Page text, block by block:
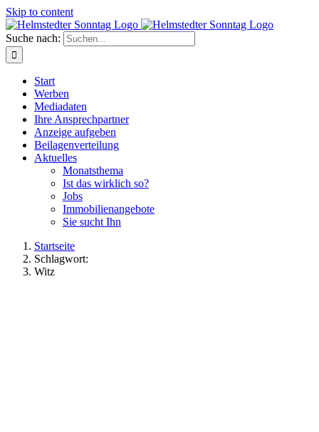
Skip to content
Suche nach:
Start
Werben
Mediadaten
Ihre Ansprechpartner
Anzeige aufgeben
Beilagenverteilung
Aktuelles
Monatsthema
Ist das wirklich so?
Jobs
Immobilienangebote
Sie sucht Ihn
Startseite
Schlagwort:
Witz